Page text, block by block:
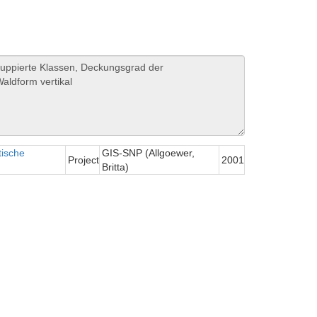
Project
GIS-SNP (Allgoewer,
Britta)
2001